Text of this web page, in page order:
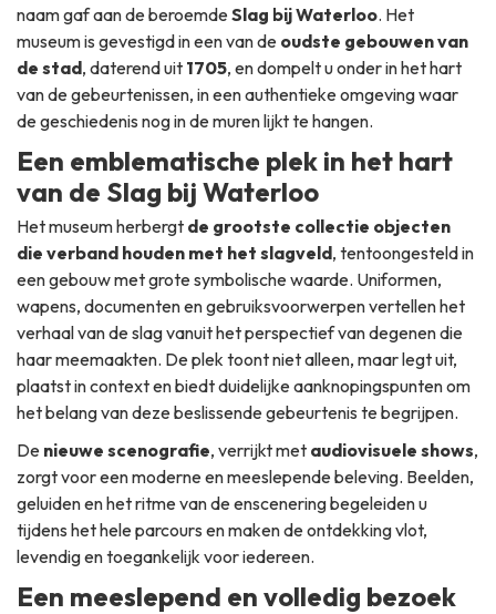
naam gaf aan de beroemdeSlag bij Waterloo. Het
museum is gevestigd in een van de oudste gebouwen van
de stad, daterend uit 1705, en dompelt u onder in het hart
van de gebeurtenissen, in een authentieke omgeving waar
de geschiedenis nog in de muren lijkt te hangen.
Een emblematische plek in het hart
van de Slag bij Waterloo
Het museum herbergt de grootste collectie objecten
die verband houden met het slagveld, tentoongesteld in
een gebouw met grote symbolische waarde. Uniformen,
wapens, documenten en gebruiksvoorwerpen vertellen het
verhaal van de slag vanuit het perspectief van degenen die
haar meemaakten. De plek toont niet alleen, maar legt uit,
plaatst in context en biedt duidelijke aanknopingspunten om
het belang van deze beslissende gebeurtenis te begrijpen.
De nieuwe scenografie, verrijkt met audiovisuele shows,
zorgt voor een moderne en meeslepende beleving. Beelden,
geluiden en het ritme van de enscenering begeleiden u
tijdens het hele parcours en maken de ontdekking vlot,
levendig en toegankelijk voor iedereen.
Een meeslepend en volledig bezoek